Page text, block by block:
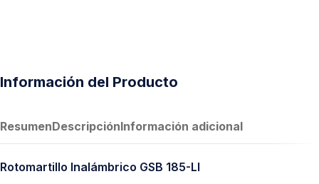
Información del Producto
ResumenDescripciónInformación adicional
Rotomartillo Inalámbrico GSB 185-LI